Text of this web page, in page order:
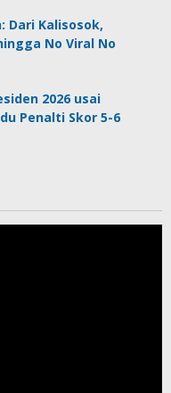
Dari Kalisosok,
No Viral No
2026 usai
Penalti Skor 5-6